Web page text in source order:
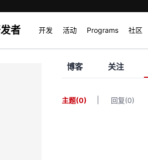
者 开发 活动 Programs 社区
博客 关注
主题(0) 回复(0)